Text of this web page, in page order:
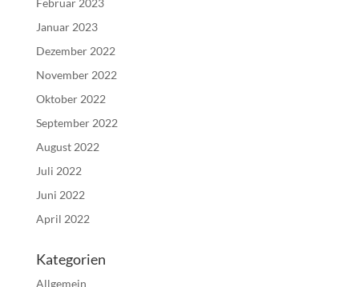
Januar 2023
Dezember 2022
November 2022
Oktober 2022
September 2022
August 2022
Juli 2022
Juni 2022
April 2022
Kategorien
Allgemein